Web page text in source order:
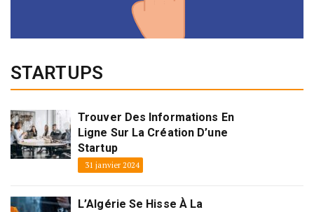
STARTUPS
Trouver Des Informations En
Ligne Sur La Création D’une
Startup
31 janvier 2024
L’Algérie Se Hisse À La